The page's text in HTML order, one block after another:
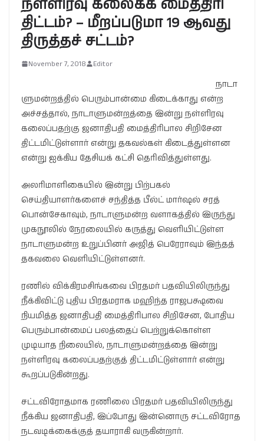
நள்ளிரவு கலைக்க மைத்திரி
திட்டம்? – மீறப்படுமா 19 ஆவது
திருத்தச் சட்டம்?
November 7, 2018 Editor
நாடா
ளுமன்றத்தில் பெரும்பான்மை கிடைக்காது என்ற
அச்சத்தால், நாடாளுமன்றத்தை இன்று நள்ளிரவு
கலைப்பதற்கு ஜனாதிபதி மைத்திரிபால சிறிசேன
திட்டமிட்டுள்ளார் என்று தகவல்கள் கிடைத்துள்ளன
என்று ஐக்கிய தேசியக் கட்சி தெரிவித்துள்ளது.
அலரிமாளிகையில் இன்று பிற்பகல்
செய்தியாளர்களைச் சந்தித்த பீல்ட் மார்ஷல் சரத்
பொன்சேகாவும், நாடாளுமன்ற வளாகத்தில் இருந்து
முகநூலில் நேரலையில் கருத்து வெளியிட்டுள்ள
நாடாளுமன்ற உறுப்பினர் அஜித் பெரேராவும் இந்தத்
தகவலை வெளியிட்டுள்ளனர்.
ரணில் விக்கிரமசிங்கவை பிரதமர் பதவியிலிருந்து
நீக்கிவிட்டு புதிய பிரதமராக மஹிந்த ராஜபக்ஷவை
நியமித்த ஜனாதிபதி மைத்திரிபால சிறிசேன, போதிய
பெரும்பான்மைப் பலத்தைப் பெற்றுக்கொள்ள
முடியாத நிலையில், நாடாளுமன்றத்தை இன்று
நள்ளிரவு கலைப்பதற்குத் திட்டமிட்டுள்ளார் என்று
கூறப்படுகின்றது.
சட்டவிரோதமாக ரணிலை பிரதமர் பதவியிலிருந்து
நீக்கிய ஜனாதிபதி, இப்போது இன்னொரு சட்டவிரோத
நடவடிக்கைக்குத் தயாராகி வருகின்றார்.